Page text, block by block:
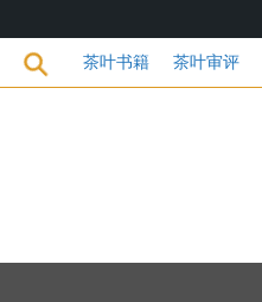
革 茶叶书籍 茶叶审评